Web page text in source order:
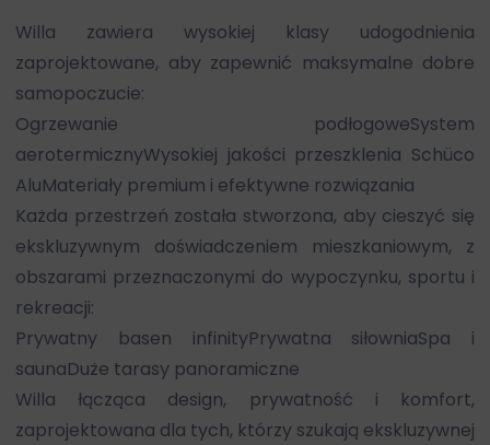
Willa zawiera wysokiej klasy udogodnienia
zaprojektowane, aby zapewnić maksymalne dobre
samopoczucie:
Ogrzewanie podłogoweSystem
aerotermicznyWysokiej jakości przeszklenia Schüco
AluMateriały premium i efektywne rozwiązania
Każda przestrzeń została stworzona, aby cieszyć się
ekskluzywnym doświadczeniem mieszkaniowym, z
obszarami przeznaczonymi do wypoczynku, sportu i
rekreacji:
Prywatny basen infinityPrywatna siłowniaSpa i
saunaDuże tarasy panoramiczne
Willa łącząca design, prywatność i komfort,
zaprojektowana dla tych, którzy szukają ekskluzywnej